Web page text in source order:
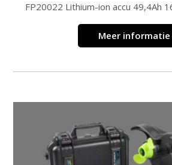
FP20022 Lithium-ion accu 49,4Ah
Meer informatie